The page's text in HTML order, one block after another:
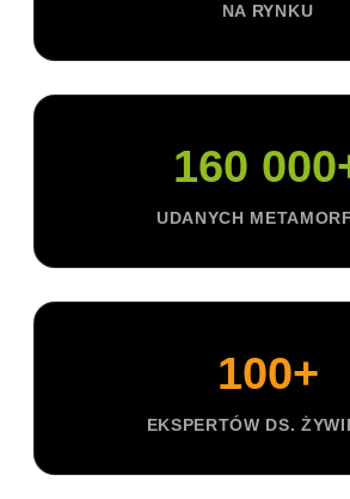
NA RYNKU
160
UDANYCH
100+
EKSPERTÓW DS.